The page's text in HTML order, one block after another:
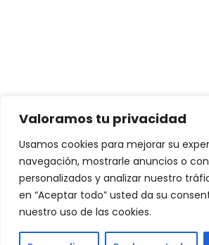
Valoramos tu privacidad
Usamos cookies para mejorar su
navegación, mostrarle anuncios o
personalizados y analizar nuestro
en “Aceptar todo” usted da su
nuestro uso de las cookies.